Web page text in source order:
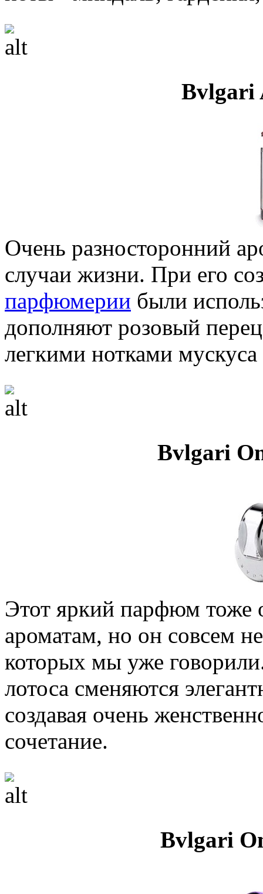
Bvlgari
Очень разносторонний
случаи жизни. При его
парфюмерии были
дополняют розовый
легкими нотками мускуса
Bvlgari
Этот яркий парфюм тоже
ароматам, но он совсем
которых мы уже
лотоса сменяются
создавая очень
сочетание.
Bvlgari